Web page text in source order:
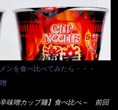
ものです。 でも流石にファミレ
念だ～ 今回はすかいらーくグルー
して提供しているか？を見るだけ
ーバジルなのです。 肉は通常チ
肉は挽肉みたいなミンチではな
れに現地バンコクでは、卵は固
熟の目玉焼きで、これは日本風
っぱり調味料の【スパイスガール
リリースするの？ 確かに販売価
位で、ごつ盛り天ぷらそばは98円
いか！？ そこで何が違うか・・・
。 ■原材料 比較（相手に含まれ
ぬき 油揚げめん(小麦粉(国内製
たん白、食塩、とろろ芋、卵白)、
こ )、添付調味料(砂糖、食塩、し
分解物、香辛料、ねぎ、香味油
酸等)、炭酸カルシウム、カラメ
を食べ比べてみたら・・・
味噌カップ麺】食べ比べ～ 前回